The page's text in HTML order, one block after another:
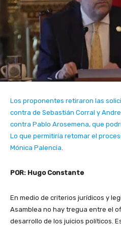
Los proponentes retiraron las
contra de Sebastián Corral y
contra Pablo Arosemena, que
Lo que permitiría retomar el
Mónica Palencia.
POR: Hugo Constante
En medio de criterios jurídicos y
Asamblea no hay tregua entre el
desarrollo de los juicios políticos.